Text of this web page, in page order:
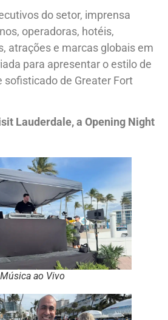
do setor, imprensa
operadoras, hotéis,
atrações e marcas globais em
para apresentar o estilo de
sofisticado de Greater Fort
Lauderdale, a Opening Night
Música ao Vivo